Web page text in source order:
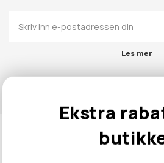
Les mer
Ekstra